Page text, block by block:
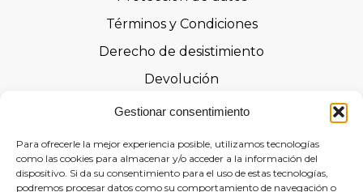
Gestionar consentimiento
Para ofrecerle la mejor experiencia posible, utilizamos tecnologías
como las cookies para almacenar y/o acceder a la información del
dispositivo. Si da su consentimiento para el uso de estas tecnologías,
podremos procesar datos como su comportamiento de navegación o
Términos y Condiciones
Derecho de desistimiento
Devolución
Advertencias de seguridad
Declaraciones de prestaciones